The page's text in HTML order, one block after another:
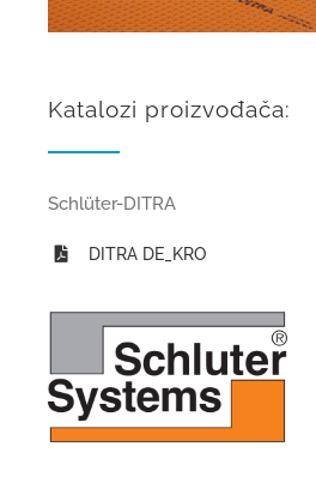
Katalozi proizvođača:
Schlüter-DITRA
DITRA DE_KRO